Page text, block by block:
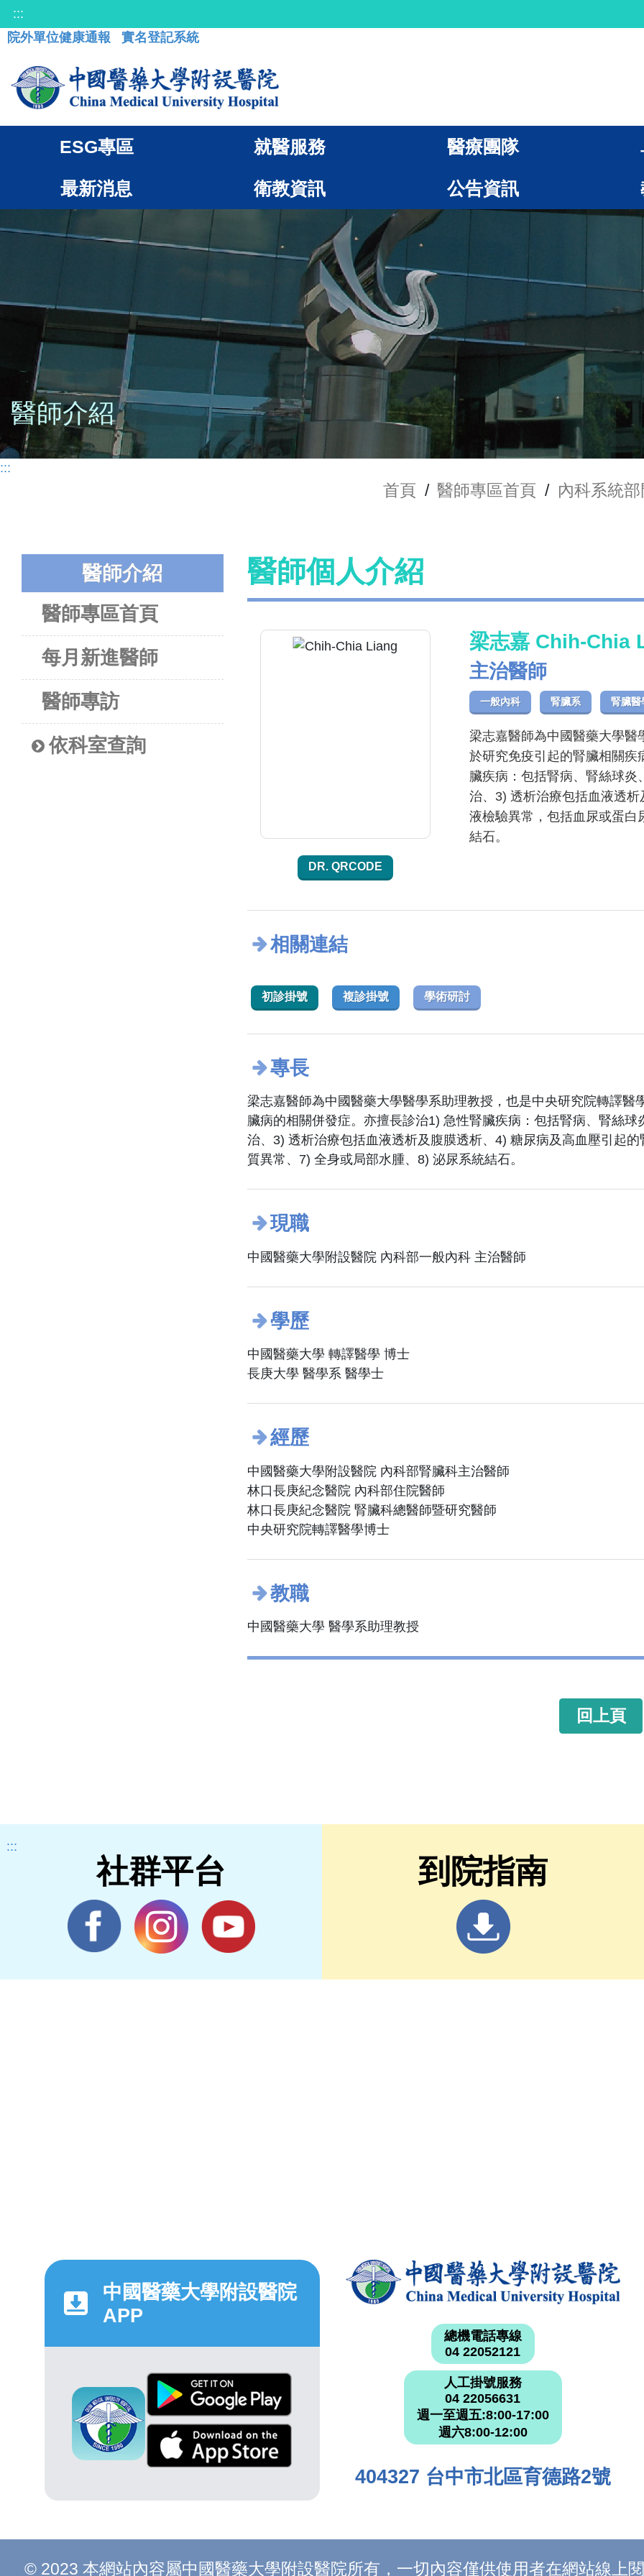
:::
院外單位健康通報
實名登記系統
ESG專區 就醫服務 醫療團隊
最新消息 衛教資訊 公告資訊
醫師介紹
:::
首頁 / 醫師專區首頁 / 內科系統
醫師介紹
醫師專區首頁
每月新進醫師
醫師專訪
依科室查詢
醫師個人介紹
DR. QRCODE
梁志嘉 Chih-Chia
主治醫師
一般內科 腎臟系 腎臟醫
梁志嘉醫師為中國醫藥大學醫
於研究免疫引起的腎臟相關疾
臟疾病：包括腎病、腎絲球
治、3) 透析治療包括血液透
液檢驗異常，包括血尿或蛋白
結石。
相關連結
初診掛號 複診掛號 學術研討
專長
梁志嘉醫師為中國醫藥大學醫學系助理教授，也是中央研究院轉譯
臟病的相關併發症。亦擅長診治1) 急性腎臟疾病：包括腎病、腎絲
治、3) 透析治療包括血液透析及腹膜透析、4) 糖尿病及高血壓引起
質異常、7) 全身或局部水腫、8) 泌尿系統結石。
現職
中國醫藥大學附設醫院 內科部一般內科 主治醫師
學歷
中國醫藥大學 轉譯醫學 博士
長庚大學 醫學系 醫學士
經歷
中國醫藥大學附設醫院 內科部腎臟科主治醫師
林口長庚紀念醫院 內科部住院醫師
林口長庚紀念醫院 腎臟科總醫師暨研究醫師
中央研究院轉譯醫學博士
教職
中國醫藥大學 醫學系助理教授
回上頁
:::
社群平台 到院指南
中國醫藥大學附設醫院
APP
總機電話專線
04 22052121
人工掛號服務
04 22056631
週一至週五:8:00-17:00
週六8:00-12:00
404327 台中市北區育德路2號
© 2023 本網站內容屬中國醫藥大學附設醫院所有，一切內容僅供使用者在網站線上